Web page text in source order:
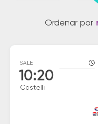
Ordenar por
SALE
10:20
Castelli